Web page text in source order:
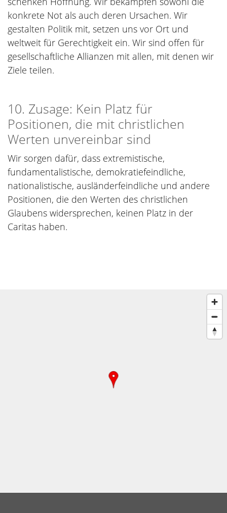
konkrete Not als auch deren Ursachen. Wir
gestalten Politik mit, setzen uns vor Ort und
weltweit für Gerechtigkeit ein. Wir sind offen für
gesellschaftliche Allianzen mit allen, mit denen wir
Ziele teilen.
10. Zusage: Kein Platz für
Positionen, die mit christlichen
Werten unvereinbar sind
Wir sorgen dafür, dass extremistische,
fundamentalistische, demokratiefeindliche,
nationalistische, ausländerfeindliche und andere
Positionen, die den Werten des christlichen
Glaubens widersprechen, keinen Platz in der
Caritas haben.